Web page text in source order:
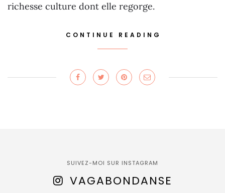
richesse culture dont elle regorge.
CONTINUE READING
SUIVEZ-MOI SUR INSTAGRAM
VAGABONDANSE